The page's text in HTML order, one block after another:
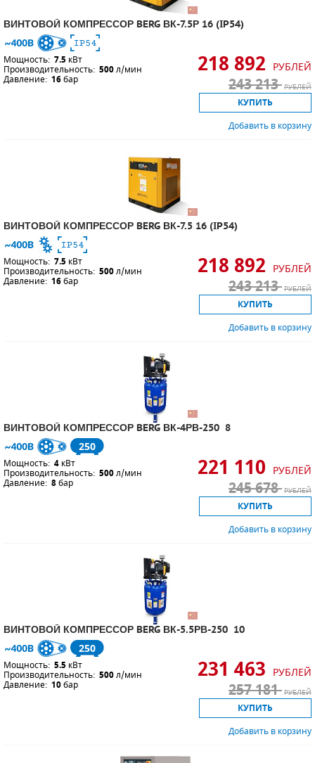
ВИНТОВОЙ КОМПРЕССОР BERG ВК-7.5Р 16 (IP54)
Мощность: 7.5 кВт
Производительность: 500л/мин
Давление: 16бар
218 892 РУБЛЕЙ
243 213 РУБЛЕЙ
КУПИТЬ
Добавить в корзину
ВИНТОВОЙ КОМПРЕССОР BERG ВК-7.5 16 (IP54)
Мощность: 7.5 кВт
Производительность: 500л/мин
Давление: 16бар
218 892 РУБЛЕЙ
243 213 РУБЛЕЙ
КУПИТЬ
Добавить в корзину
ВИНТОВОЙ КОМПРЕССОР BERG ВК-4РВ-250 8
250
Мощность: 4 кВт
Производительность: 500л/мин
Давление: 8бар
221 110 РУБЛЕЙ
245 678 РУБЛЕЙ
КУПИТЬ
Добавить в корзину
ВИНТОВОЙ КОМПРЕССОР BERG ВК-5.5РВ-250 10
250
Мощность: 5.5 кВт
Производительность: 500л/мин
Давление: 10бар
231 463 РУБЛЕЙ
257 181 РУБЛЕЙ
КУПИТЬ
Добавить в корзину